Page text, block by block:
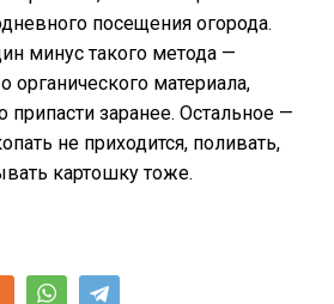
посещения огорода.
минус такого метода —
органического материала,
заранее. Остальное —
не приходится, поливать,
картошку тоже.